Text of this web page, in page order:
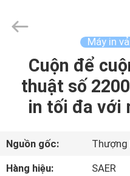
NHÀ
SẢN
VIDEO
Shanghai
Color
Reserved.
Máy in
Cuộn để
thuật số
in tối đa với
Nguồn gốc:
Thượng
Hàng hiệu:
SAER